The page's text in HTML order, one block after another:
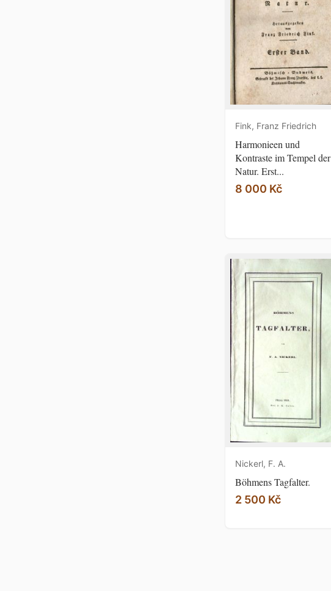
Fink, Franz Friedrich
Harmonieen und
Kontraste im Tempel der
Natur. Erst...
8 000 Kč
Nickerl, F. A.
Böhmens Tagfalter.
2 500 Kč